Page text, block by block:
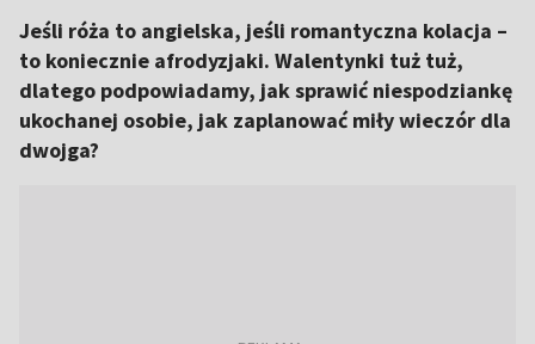
Jeśli róża to angielska, jeśli romantyczna kolacja –
to koniecznie afrodyzjaki. Walentynki tuż tuż,
dlatego podpowiadamy, jak sprawić niespodziankę
ukochanej osobie, jak zaplanować miły wieczór dla
dwojga?